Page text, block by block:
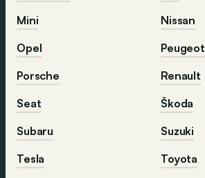
Mini
Nissan
Opel
Peugeot
Porsche
Renault
Seat
Škoda
Subaru
Suzuki
Tesla
Toyota